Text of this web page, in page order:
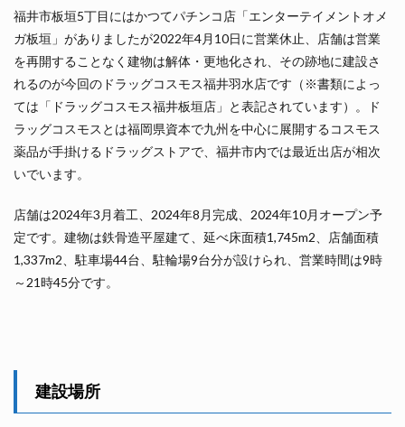
福井市板垣5丁目にはかつてパチンコ店「エンターテイメントオメ
ガ板垣」がありましたが2022年4月10日に営業休止、店舗は営業
を再開することなく建物は解体・更地化され、その跡地に建設さ
れるのが今回のドラッグコスモス福井羽水店です（※書類によっ
ては「ドラッグコスモス福井板垣店」と表記されています）。ド
ラッグコスモスとは福岡県資本で九州を中心に展開するコスモス
薬品が手掛けるドラッグストアで、福井市内では最近出店が相次
いでいます。
店舗は2024年3月着工、2024年8月完成、2024年10月オープン予
定です。建物は鉄骨造平屋建て、延べ床面積1,745m2、店舗面積
1,337m2、駐車場44台、駐輪場9台分が設けられ、営業時間は9時
～21時45分です。
建設場所